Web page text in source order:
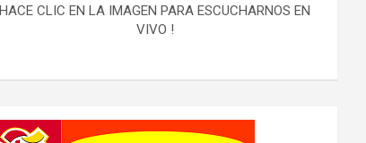
HACE CLIC EN LA IMAGEN PARA ESCUCHARNOS EN
VIVO !